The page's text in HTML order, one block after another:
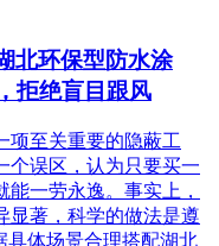
北环保型防水涂
拒绝盲目跟风
项至关重要的隐蔽工
个误区，认为只要买一
一劳永逸。事实上，
显著，科学的做法是遵
具体场景合理搭配湖北